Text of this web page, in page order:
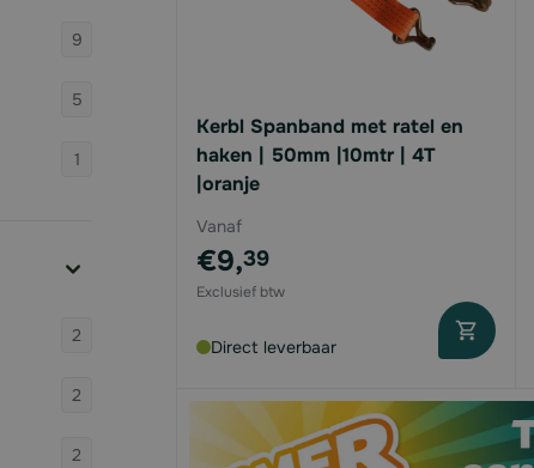
9
5
1 products available
2
2
2 products available
Kerbl Spanband met ratel en
haken | 50mm |10mtr | 4T
|oranje
Vanaf
€9,39
Direct leverbaar